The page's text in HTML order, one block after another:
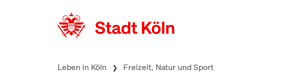
Leben in Köln Freizeit, Natur und Sport